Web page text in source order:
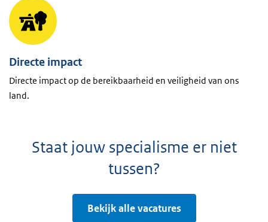
Directe impact
Directe impact op de bereikbaarheid en veiligheid van ons
land.
Staat jouw specialisme er niet
tussen?
Bekijk alle vacatures